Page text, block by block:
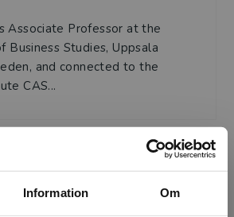
Information Om
Associate Professor at the
Business Studies, Uppsala
and connected to the
CAS...